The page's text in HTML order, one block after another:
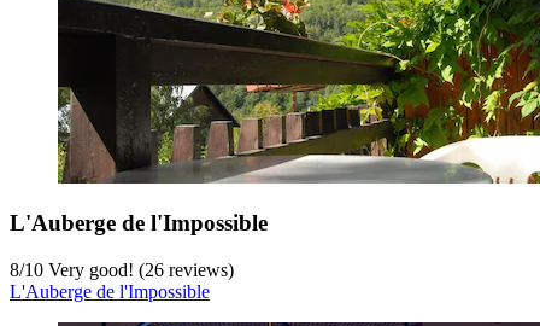
L'Auberge de l'Impossible
8/10 Very good! (26 reviews)
L'Auberge de l'Impossible